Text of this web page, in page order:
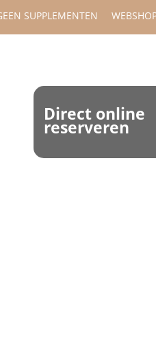
SUPPLEMENTEN
Direct online
reserveren